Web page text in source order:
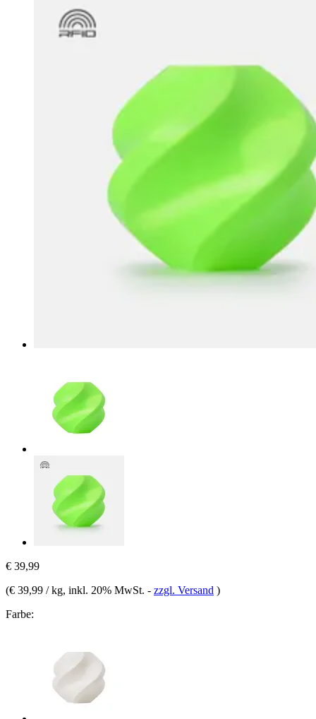
€ 39,99
(€ 39,99 / kg, inkl. 20% MwSt. - zzgl. Versand )
Farbe: